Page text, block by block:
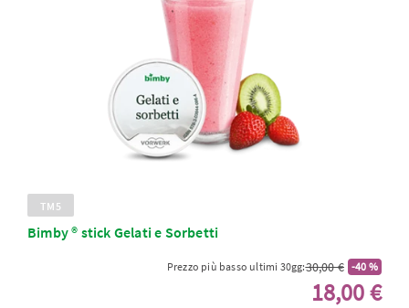
TM5
Bimby ® stick Gelati e Sorbetti
Prezzo più basso ultimi 30gg:30,00 € -40 %
18,00 €